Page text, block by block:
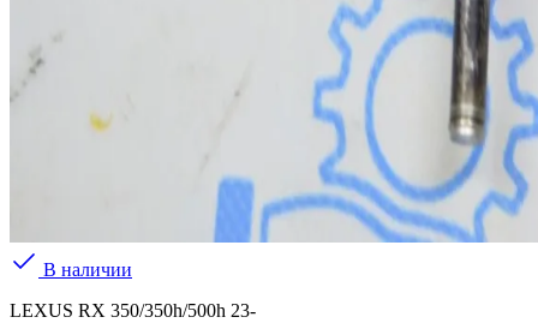
В наличии
LEXUS RX 350/350h/500h 23-